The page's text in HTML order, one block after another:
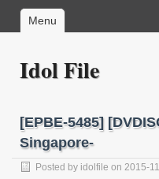
Menu
Idol File
[EPBE-5485]
Singapore-
Posted by idolfile on 2015-